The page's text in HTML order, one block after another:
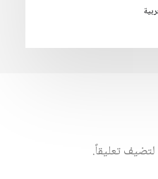
لتضيف تعليقاً.